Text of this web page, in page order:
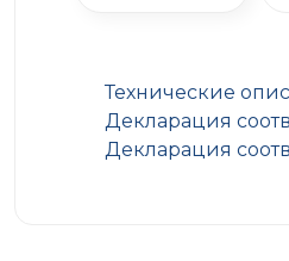
Технические
Декларация
Декларация